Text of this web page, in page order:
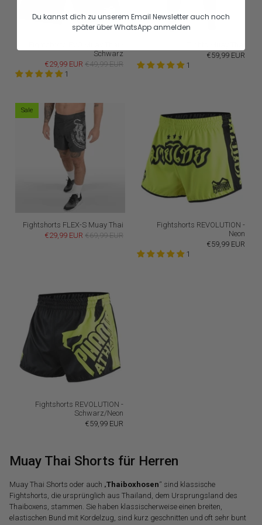
Schwarz
€29,99 EUR €49,99 EUR
1
€59,99 EUR
1
Sale
Fightshorts FLEX-S Muay Thai
€29,99 EUR €69,99 EUR
Fightshorts REVOLUTION -
Neon
€59,99 EUR
1
Fightshorts REVOLUTION -
Schwarz/Neon
€59,99 EUR
Muay Thai Shorts für Herren
Muay Thai Shorts oder auch „Thaiboxhosen“ sind klassische
Fightshorts, die ursprünglich aus Thailand, dem Ursprungsland des
Thaiboxens, stammen. Sie haben klassischerweise einen breiten,
elastischen Bund mit Kordelzug, sind kurz geschnitten und oft sehr bunt
Du kannst dich zu unserem Email Newsletter auch noch
später über WhatsApp anmelden